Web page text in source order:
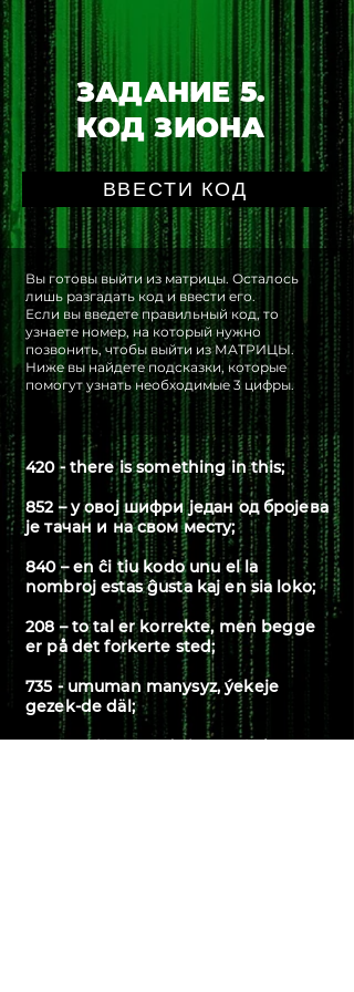
ЗАДАНИЕ 5.
КОД ЗИОНА
ВВЕСТИ КОД
Вы готовы выйти из матрицы. Осталось
лишь разгадать код и ввести его.
Если вы введете правильный код, то
узнаете номер, на который нужно
позвонить, чтобы выйти из МАТРИЦЫ.
Ниже вы найдете подсказки, которые
помогут узнать необходимые 3 цифры.
420 - there is something in this;
852 – у овој шифри један од бројева
је тачан и на свом месту;
840 – en ĉi tiu kodo unu el la
nombroj estas ĝusta kaj en sia loko;
208 – to tal er korrekte, men begge
er på det forkerte sted;
735 - umuman manysyz, ýekeje
gezek-de däl;
969 - は反転できる素晴らしい数字です